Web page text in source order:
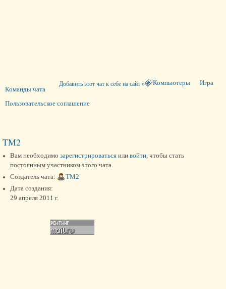
Компьютеры Игра
Добавить этот чат к себе на сайт »
Команды чата
Пользовательское соглашение
TM2
Вам необходимо зарегистрироваться или войти , чтобы стать
постоянным участником этого чата.
Создатель чата:
TM2
Дата создания:
29 апреля 2011 г.